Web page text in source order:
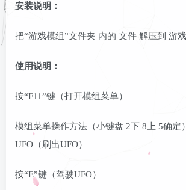
安装说明：
把“游戏模组”文件夹 内的 文件 解压到 游戏
使用说明：
按“F11”键（打开模组菜单）
模组菜单操作方法（小键盘 2下 8上 5确定
UFO（刷出UFO）
按“E”键（驾驶UFO）